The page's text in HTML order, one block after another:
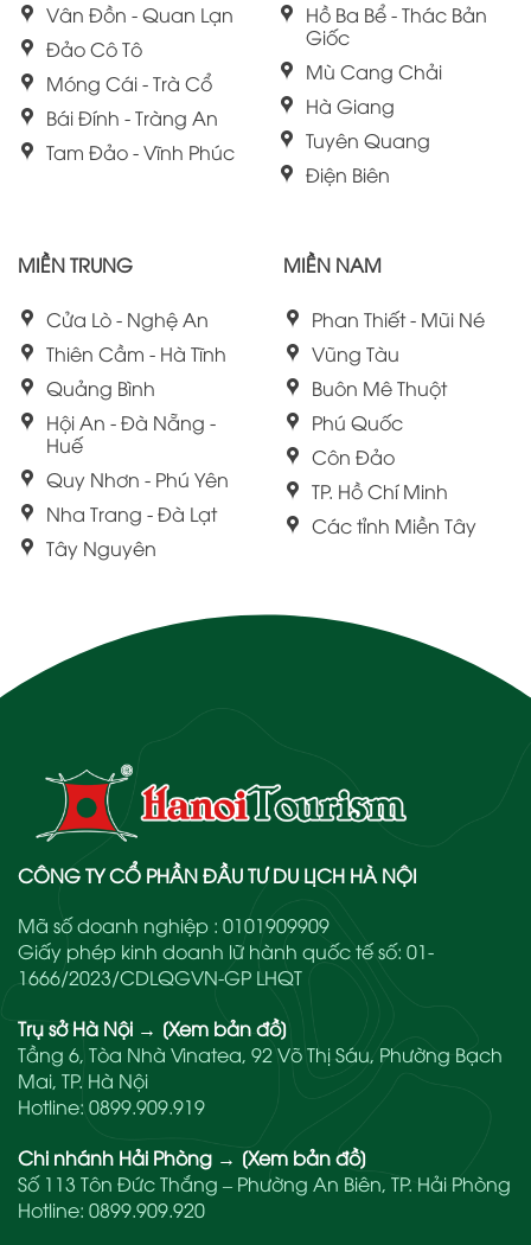
Vân Đồn - Quan Lạn
Đảo Cô Tô
Móng Cái - Trà Cổ
Bái Đính - Tràng An
Tam Đảo - Vĩnh Phúc
Hồ Ba Bể - Thác Bản
Giốc
Mù Cang Chải
Hà Giang
Tuyên Quang
Điện Biên
MIỀN TRUNG
Cửa Lò - Nghệ An
Thiên Cầm - Hà Tĩnh
Quảng Bình
Hội An - Đà Nẵng -
Huế
Quy Nhơn - Phú Yên
Nha Trang - Đà Lạt
Tây Nguyên
MIỀN NAM
Phan Thiết - Mũi Né
Vũng Tàu
Buôn Mê Thuột
Phú Quốc
Côn Đảo
TP. Hồ Chí Minh
Các tỉnh Miền Tây
CÔNG TY CỔ PHẦN ĐẦU TƯ DU LỊCH HÀ NỘI
Mã số doanh nghiệp : 0101909909
Giấy phép kinh doanh lữ hành quốc tế số: 01-
1666/2023/CDLQGVN-GP LHQT
Trụ sở Hà Nội → [Xem bản đồ]
Tầng 6, Tòa Nhà Vinatea, 92 Võ Thị Sáu, Phường Bạch
Mai, TP. Hà Nội
Hotline: 0899.909.919
Chi nhánh Hải Phòng → [Xem bản đồ]
Số 113 Tôn Đức Thắng – Phường An Biên, TP. Hải Phòng
Hotline: 0899.909.920